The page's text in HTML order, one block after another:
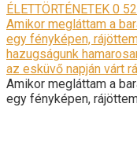
ÉLETTÖRTÉNETEK 0
Amikor megláttam a
egy fényképen,
hazugságunk
az esküvő napján várt
Amikor megláttam a
egy fényképen,